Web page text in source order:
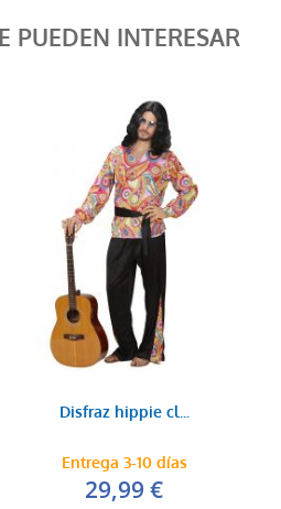
PUEDEN INTERESAR
Disfraz hippie cl...
Entrega 3-10 días
29,99 €